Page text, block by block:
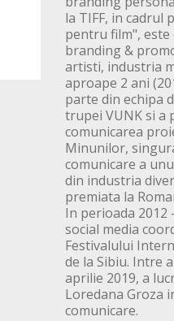
la TIFF, in cadrul
pentru film",
branding &
artisti, industria
aproape 2 ani
parte din echipa
trupei VUNK si a
comunicarea
Minunilor,
comunicare a
din industria
premiata la
In perioada 2012
social media
Festivalului
de la Sibiu. Intre
aprilie 2019, a
Loredana Groza
comunicare.